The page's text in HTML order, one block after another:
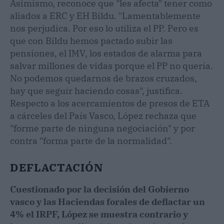
Asimismo, reconoce que "les afecta" tener como
aliados a ERC y EH Bildu. "Lamentablemente
nos perjudica. Por eso lo utiliza el PP. Pero es
que con Bildu hemos pactado subir las
pensiones, el IMV, los estados de alarma para
salvar millones de vidas porque el PP no quería.
No podemos quedarnos de brazos cruzados,
hay que seguir haciendo cosas", justifica.
Respecto a los acercamientos de presos de ETA
a cárceles del País Vasco, López rechaza que
"forme parte de ninguna negociación" y por
contra "forma parte de la normalidad".
DEFLACTACIÓN
Cuestionado por la decisión del Gobierno
vasco y las Haciendas forales de deflactar un
4% el IRPF, López se muestra contrario y